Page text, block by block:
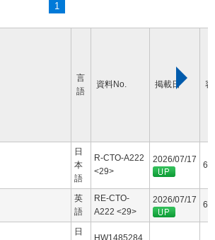
1
言
語
資料No. 掲載日
日
本
語
R-CTO-A222
<29>
2026/07/17
英
語
RE-CTO-
A222 <29>
2026/07/17
日
HW1485284